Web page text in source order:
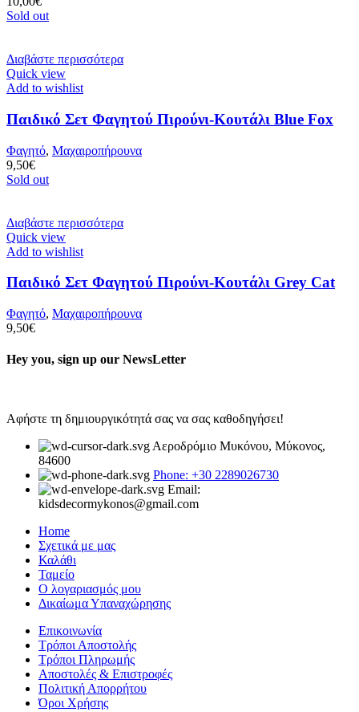
Sold out
Διαβάστε περισσότερα
Quick view
Add to wishlist
Παιδικό Σετ Φαγητού Πιρούνι-Κουτάλι Blue Fox
Φαγητό, Μαχαιροπήρουνα
9,50€
Sold out
Διαβάστε περισσότερα
Quick view
Add to wishlist
Παιδικό Σετ Φαγητού Πιρούνι-Κουτάλι Grey Cat
Φαγητό, Μαχαιροπήρουνα
9,50€
Hey you, sign up our NewsLetter
Αφήστε τη δημιουργικότητά σας να σας καθοδηγήσει!
Αεροδρόμιο Μυκόνου, Μύκονος,
84600
Phone: +30 2289026730
Email:
kidsdecormykonos@gmail.com
Home
Σχετικά με μας
Καλάθι
Ταμείο
Ο λογαριασμός μου
Δικαίωμα Υπαναχώρησης
Επικοινωνία
Τρόποι Αποστολής
Τρόποι Πληρωμής
Αποστολές & Επιστροφές
Πολιτική Απορρήτου
Όροι Χρήσης